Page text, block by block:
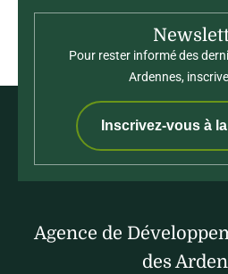
Pour rester informé des
Ardennes,
Inscrivez-vous à
Agence de
des